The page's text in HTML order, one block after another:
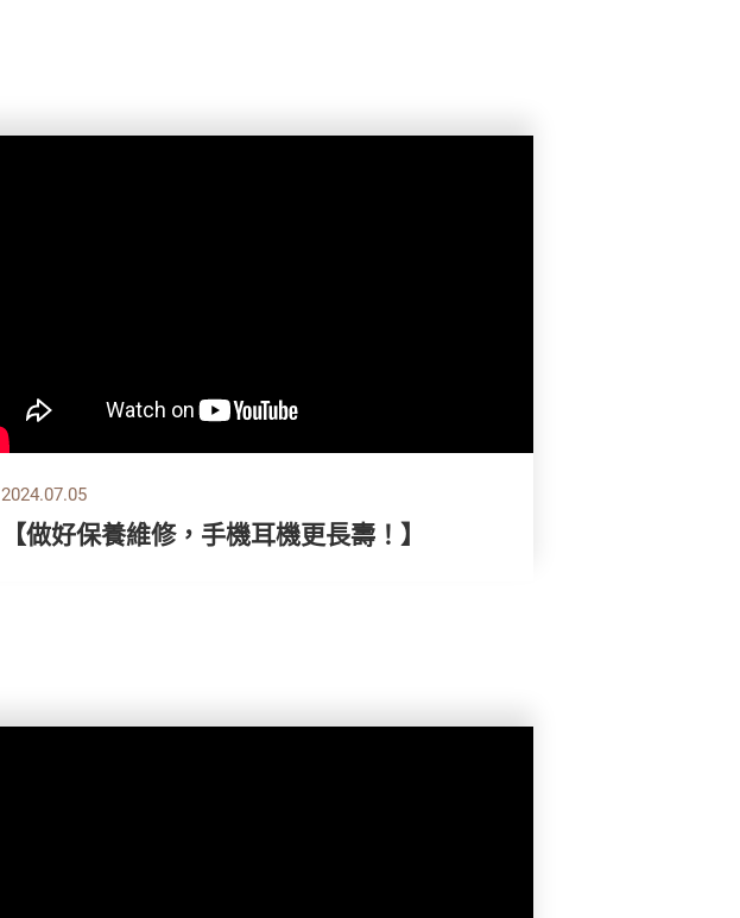
2024.07.05
【做好保養維修，手機耳機更長壽！】